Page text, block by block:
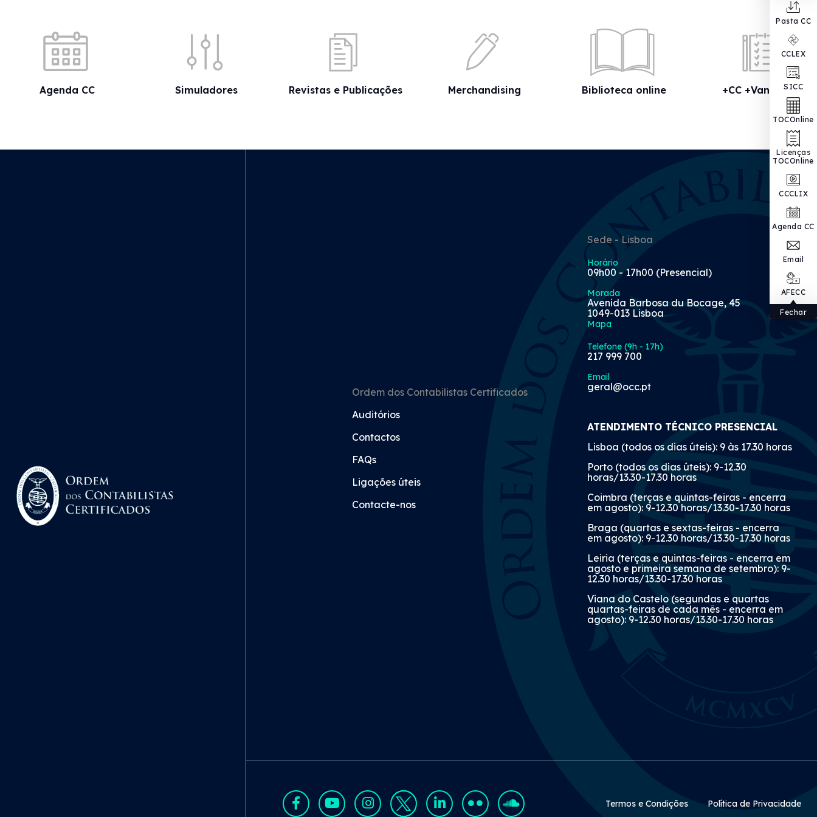
Pasta CC
CCLEX
SICC
TOCOnline
Licenças
TOCOnline
CCCLIX
Agenda CC
Email
AFECC
Fechar
Agenda CC Simuladores Revistas e Publicações Merchandising Biblioteca online +CC +Vantagens
Ordem dos Contabilistas Certificados
Auditórios
Contactos
FAQs
Ligações úteis
Contacte-nos
Sede - Lisboa
Horário
09h00 - 17h00 (Presencial)
Morada
Avenida Barbosa du Bocage, 45
1049-013 Lisboa
Mapa
Telefone (9h - 17h)
217 999 700
Email
geral@occ.pt
ATENDIMENTO TÉCNICO PRESENCIAL
Lisboa (todos os dias úteis): 9 às 17.30 horas
Porto (todos os dias úteis): 9-12.30
horas/13.30-17.30 horas
Coimbra (terças e quintas-feiras - encerra
em agosto): 9-12.30 horas/13.30-17.30 horas
Braga (quartas e sextas-feiras - encerra
em agosto): 9-12.30 horas/13.30-17.30 horas
Leiria (terças e quintas-feiras - encerra em
agosto e primeira semana de setembro): 9-
12.30 horas/13.30-17.30 horas
Viana do Castelo (segundas e quartas
quartas-feiras de cada mês - encerra em
agosto): 9-12.30 horas/13.30-17.30 horas
Rodapé Secundário
Termos e Condições Política de Privacidade